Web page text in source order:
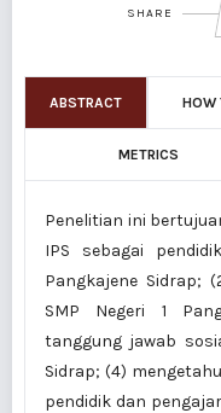
SHARE
ABSTRACT HOW
METRICS
Penelitian ini
IPS sebagai
Pangkajene Sidrap;
SMP Negeri 1
tanggung jawab
Sidrap; (4)
pendidik dan